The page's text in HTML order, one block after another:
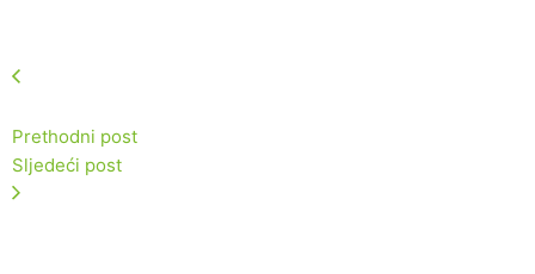
Prethodni post
Sljedeći post